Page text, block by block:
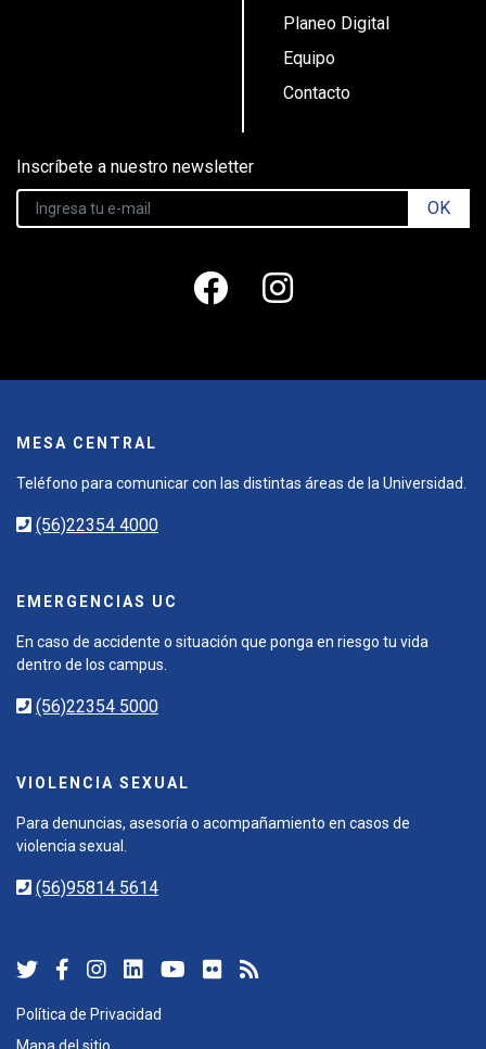
Planeo Digital
Equipo
Contacto
Inscríbete a nuestro newsletter
OK
MESA CENTRAL
Teléfono para comunicar con las distintas áreas de la Universidad.
(56)22354 4000
EMERGENCIAS UC
En caso de accidente o situación que ponga en riesgo tu vida
dentro de los campus.
(56)22354 5000
VIOLENCIA SEXUAL
Para denuncias, asesoría o acompañamiento en casos de
violencia sexual.
(56)95814 5614
Política de Privacidad